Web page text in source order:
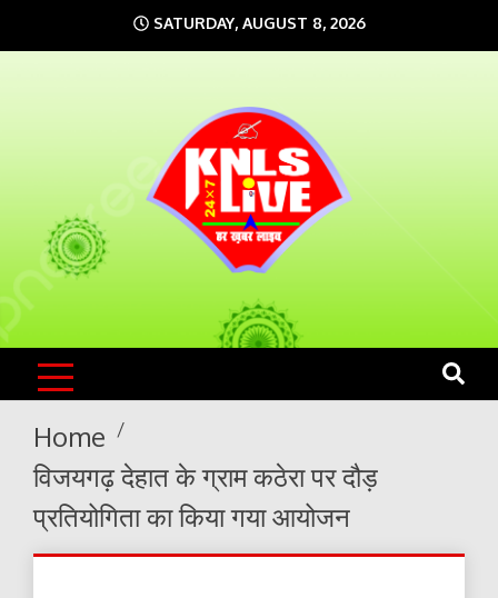
to
SATURDAY, AUGUST 8, 2026
KNLS LIVE
India`s No.1 News Portal
Home
विजयगढ़ देहात के ग्राम कठेरा पर दौड़
प्रतियोगिता का किया गया आयोजन